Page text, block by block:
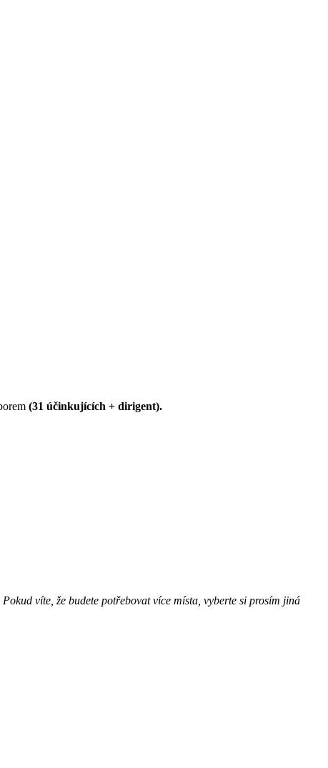
(31 účinkujících + dirigent).
víte, že budete potřebovat více místa, vyberte si prosím jiná